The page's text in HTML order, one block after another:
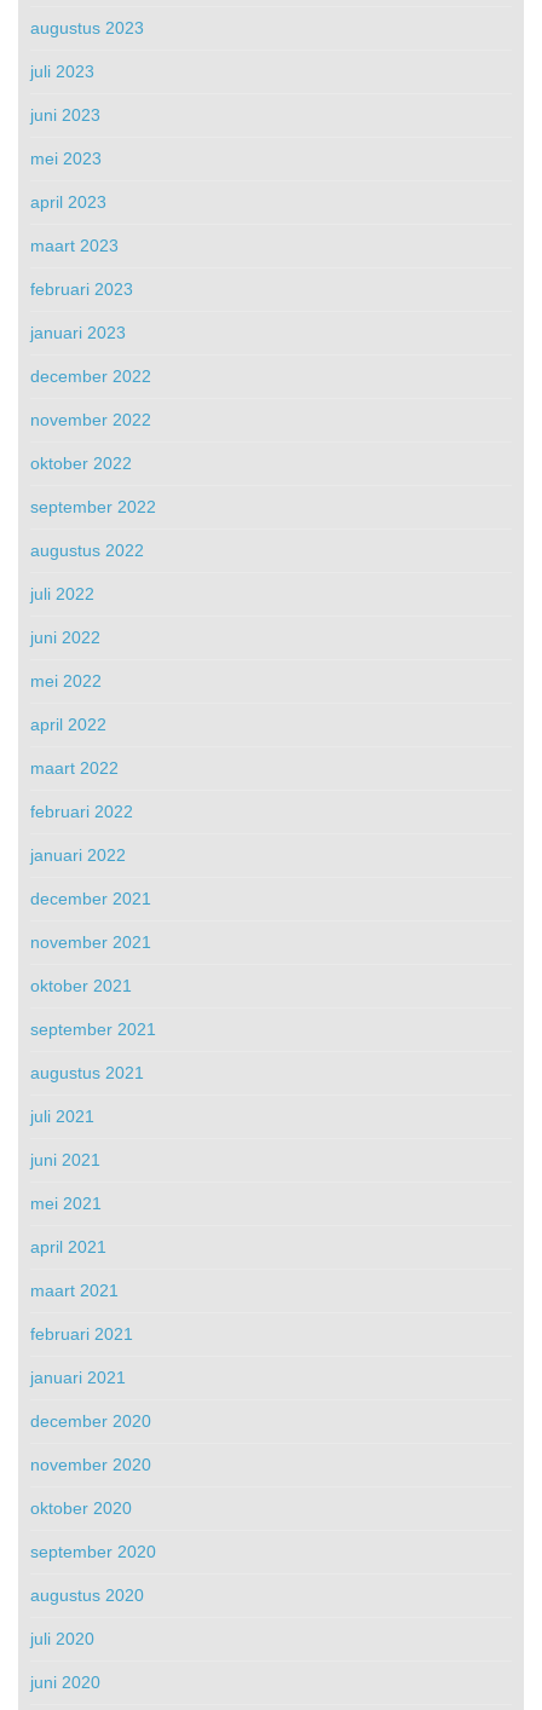
augustus 2023
juli 2023
juni 2023
mei 2023
april 2023
maart 2023
februari 2023
januari 2023
december 2022
november 2022
oktober 2022
september 2022
augustus 2022
juli 2022
juni 2022
mei 2022
april 2022
maart 2022
februari 2022
januari 2022
december 2021
november 2021
oktober 2021
september 2021
augustus 2021
juli 2021
juni 2021
mei 2021
april 2021
maart 2021
februari 2021
januari 2021
december 2020
november 2020
oktober 2020
september 2020
augustus 2020
juli 2020
juni 2020